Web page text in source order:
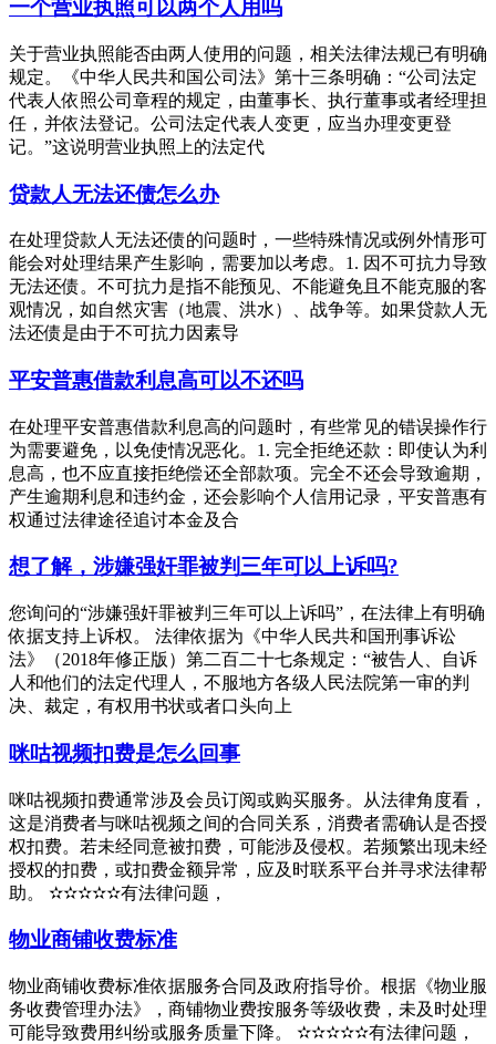
一个营业执照可以两个人用吗
关于营业执照能否由两人使用的问题，相关法律法规已有明确
规定。《中华人民共和国公司法》第十三条明确：“公司法定
代表人依照公司章程的规定，由董事长、执行董事或者经理担
任，并依法登记。公司法定代表人变更，应当办理变更登
记。”这说明营业执照上的法定代
贷款人无法还债怎么办
在处理贷款人无法还债的问题时，一些特殊情况或例外情形可
能会对处理结果产生影响，需要加以考虑。1. 因不可抗力导致
无法还债。不可抗力是指不能预见、不能避免且不能克服的客
观情况，如自然灾害（地震、洪水）、战争等。如果贷款人无
法还债是由于不可抗力因素导
平安普惠借款利息高可以不还吗
在处理平安普惠借款利息高的问题时，有些常见的错误操作行
为需要避免，以免使情况恶化。1. 完全拒绝还款：即使认为利
息高，也不应直接拒绝偿还全部款项。完全不还会导致逾期，
产生逾期利息和违约金，还会影响个人信用记录，平安普惠有
权通过法律途径追讨本金及合
想了解，涉嫌强奸罪被判三年可以上诉吗?
您询问的“涉嫌强奸罪被判三年可以上诉吗”，在法律上有明确
依据支持上诉权。 法律依据为《中华人民共和国刑事诉讼
法》（2018年修正版）第二百二十七条规定：“被告人、自诉
人和他们的法定代理人，不服地方各级人民法院第一审的判
决、裁定，有权用书状或者口头向上
咪咕视频扣费是怎么回事
咪咕视频扣费通常涉及会员订阅或购买服务。从法律角度看，
这是消费者与咪咕视频之间的合同关系，消费者需确认是否授
权扣费。若未经同意被扣费，可能涉及侵权。若频繁出现未经
授权的扣费，或扣费金额异常，应及时联系平台并寻求法律帮
助。 ✫✫✫✫✫有法律问题，
物业商铺收费标准
物业商铺收费标准依据服务合同及政府指导价。根据《物业服
务收费管理办法》，商铺物业费按服务等级收费，未及时处理
可能导致费用纠纷或服务质量下降。 ✫✫✫✫✫有法律问题，